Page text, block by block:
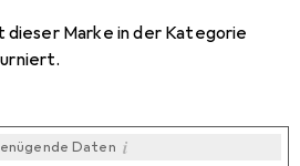
dieser Marke in der Kategorie
Daten i